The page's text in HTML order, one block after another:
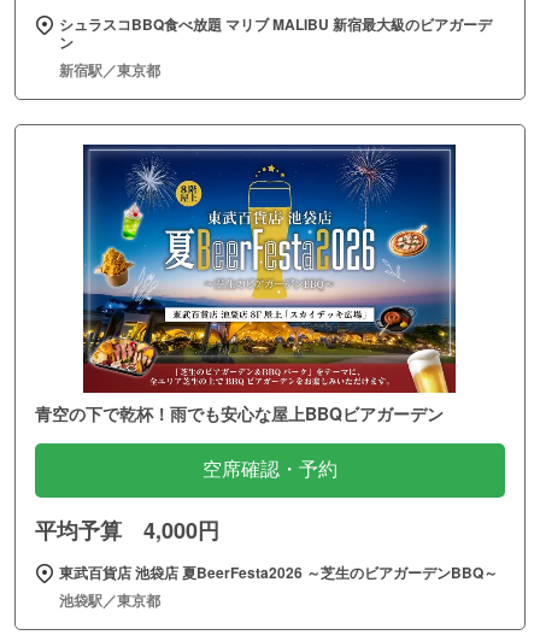
シュラスコBBQ食べ放題 マリブ MALIBU 新宿最大級のビアガーデ
ン
新宿駅／東京都
青空の下で乾杯！雨でも安心な屋上BBQビアガーデン
空席確認・予約
平均予算 4,000円
東武百貨店 池袋店 夏BeerFesta2026 ～芝生のビアガーデンBBQ～
池袋駅／東京都